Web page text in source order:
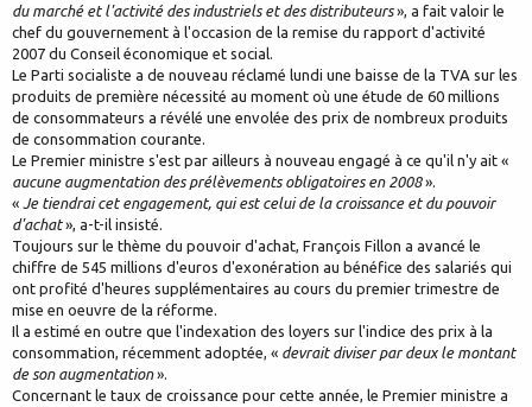
du marché et l'activité des industriels et des distributeurs», a fait valoir le
chef du gouvernement à l'occasion de la remise du rapport d'activité
2007 du Conseil économique et social.
Le Parti socialiste a de nouveau réclamé lundi une baisse de la TVA sur les
produits de première nécessité au moment où une étude de 60 millions
de consommateurs a révélé une envolée des prix de nombreux produits
de consommation courante.
Le Premier ministre s'est par ailleurs à nouveau engagé à ce qu'il n'y ait «
aucune augmentation des prélèvements obligatoires en 2008».
« Je tiendrai cet engagement, qui est celui de la croissance et du pouvoir
d'achat», a-t-il insisté.
Toujours sur le thème du pouvoir d'achat, François Fillon a avancé le
chiffre de 545 millions d'euros d'exonération au bénéfice des salariés qui
ont profité d'heures supplémentaires au cours du premier trimestre de
mise en oeuvre de la réforme.
Il a estimé en outre que l'indexation des loyers sur l'indice des prix à la
consommation, récemment adoptée, « devrait diviser par deux le montant
de son augmentation».
Concernant le taux de croissance pour cette année, le Premier ministre a